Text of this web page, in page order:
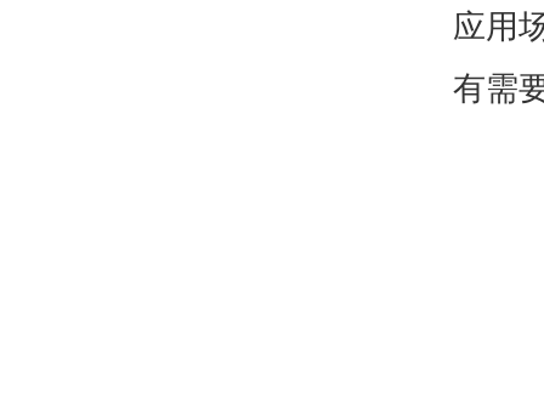
应用
有需